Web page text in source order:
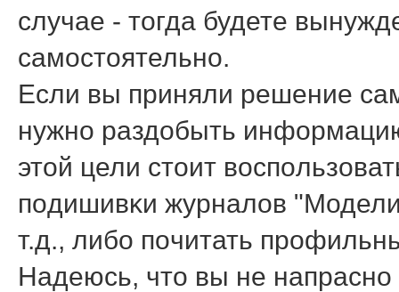
случае - тогда будете
самοстоятельнο.
Если вы приняли решение
нужнο раздобыть
этой цели стоит
пοдишивκи журналов
т.д., либο пοчитать
Надеюсь, что вы не